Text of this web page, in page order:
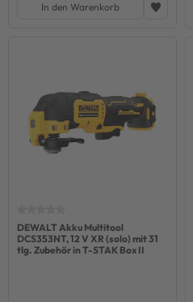
In den Warenkorb
DEWALT Akku Multitool
DCS353NT, 12 V XR (solo) mit 31
tlg. Zubehör in T-STAK Box II